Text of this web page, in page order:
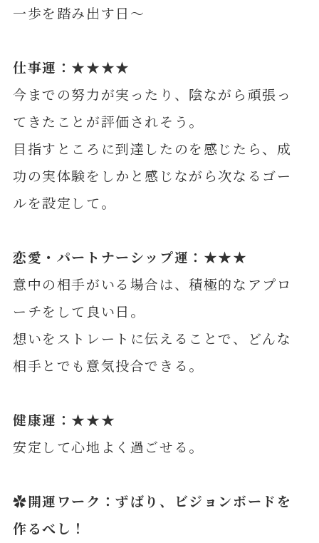
一歩を踏み出す日～
仕事運：★★★★
今までの努力が実ったり、陰ながら頑張っ
てきたことが評価されそう。
目指すところに到達したのを感じたら、成
功の実体験をしかと感じながら次なるゴー
ルを設定して。
恋愛・パートナーシップ運：★★★
意中の相手がいる場合は、積極的なアプロ
ーチをして良い日。
想いをストレートに伝えることで、どんな
相手とでも意気投合できる。
健康運：★★★
安定して心地よく過ごせる。
✿開運ワーク：ずばり、ビジョンボードを
作るべし！